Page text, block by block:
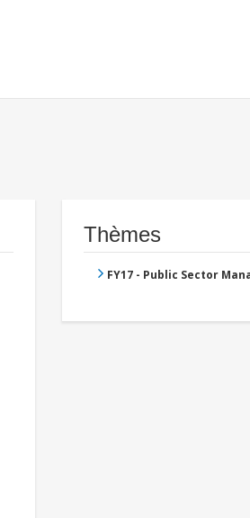
Thèmes
FY17 - Public Sector